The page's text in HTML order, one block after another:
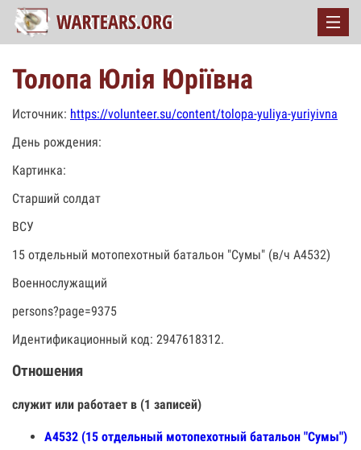
Толопа Юлія Юріївна
Источник: https://volunteer.su/content/tolopa-yuliya-yuriyivna
День рождения:
Картинка:
Старший солдат
ВСУ
15 отдельный мотопехотный батальон "Сумы" (в/ч А4532)
Военнослужащий
persons?page=9375
Идентификационный код: 2947618312.
Отношения
служит или работает в (1 записей)
А4532 (15 отдельный мотопехотный батальон "Сумы")